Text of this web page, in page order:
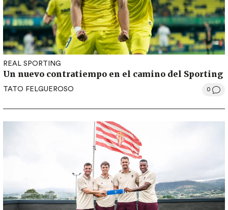
REAL SPORTING
Un nuevo contratiempo en el camino del Sporting
TATO FELGUEROSO 0